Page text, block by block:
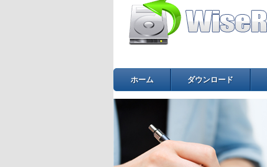
ホーム ダウンロード